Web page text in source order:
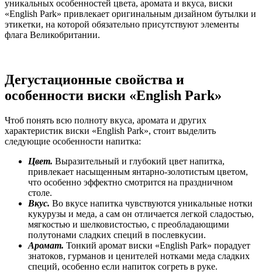
уникальных особенностей цвета, аромата и вкуса, виски
«English Park» привлекает оригинальным дизайном бутылки и
этикетки, на которой обязательно присутствуют элементы
флага Великобритании.
Дегустационные свойства и
особенности виски «English Park»
Чтоб понять всю полноту вкуса, аромата и других
характеристик виски «English Park», стоит выделить
следующие особенности напитка:
Цвет. Выразительный и глубокий цвет напитка,
привлекает насыщенным янтарно-золотистым цветом,
что особенно эффектно смотрится на праздничном
столе.
Вкус. Во вкусе напитка чувствуются уникальные нотки
кукурузы и меда, а сам он отличается легкой сладостью,
мягкостью и шелковистостью, с преобладающими
полутонами сладких специй в послевкусии.
Аромат. Тонкий аромат виски «English Park» порадует
знатоков, гурманов и ценителей нотками меда сладких
специй, особенно если напиток согреть в руке.